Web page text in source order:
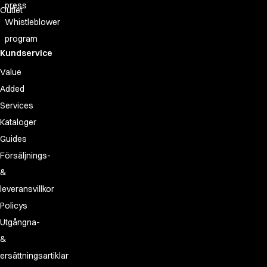
Outlet
press
Whistleblower
program
Kundservice
Value
Added
Services
Kataloger
Guides
Försäljnings-
&
leveransvillkor
Policys
Utgångna-
&
ersättningsartiklar